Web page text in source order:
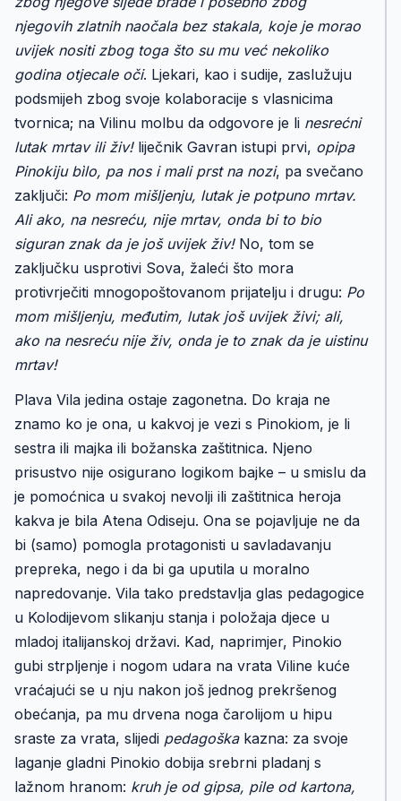
njegovih zlatnih naočala bez stakala, koje je morao
uvijek nositi zbog toga što su mu već nekoliko
godina otjecale oči. Ljekari, kao i sudije, zaslužuju
podsmijeh zbog svoje kolaboracije s vlasnicima
tvornica; na Vilinu molbu da odgovore je li nesrećni
lutak mrtav ili živ!liječnik Gavran istupi prvi, opipa
Pinokiju bìlo, pa nos i mali prst na nozi, pa svečano
zaključi: Po mom mišljenju, lutak je potpuno mrtav.
Ali ako, na nesreću, nije mrtav, onda bi to bio
siguran znak da je još uvijek živ!No, tom se
zaključku usprotivi Sova, žaleći što mora
protivrječiti mnogopoštovanom prijatelju i drugu: Po
mom mišljenju, međutim, lutak još uvijek živi; ali,
ako na nesreću nije živ, onda je to znak da je uistinu
mrtav!
Plava Vila jedina ostaje zagonetna. Do kraja ne
znamo ko je ona, u kakvoj je vezi s Pinokiom, je li
sestra ili majka ili božanska zaštitnica. Njeno
prisustvo nije osigurano logikom bajke – u smislu da
je pomoćnica u svakoj nevolji ili zaštitnica heroja
kakva je bila Atena Odiseju. Ona se pojavljuje ne da
bi (samo) pomogla protagonisti u savladavanju
prepreka, nego i da bi ga uputila u moralno
napredovanje. Vila tako predstavlja glas pedagogice
u Kolodijevom slikanju stanja i položaja djece u
mladoj italijanskoj državi. Kad, naprimjer, Pinokio
gubi strpljenje i nogom udara na vrata Viline kuće
vraćajući se u nju nakon još jednog prekršenog
obećanja, pa mu drvena noga čarolijom u hipu
sraste za vrata, slijedi pedagoškakazna: za svoje
laganje gladni Pinokio dobija srebrni pladanj s
lažnom hranom: kruh je od gipsa, pile od kartona,